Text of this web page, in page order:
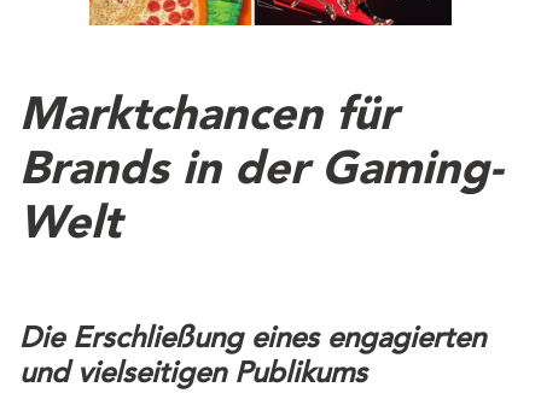
Marktchancen für
Brands in der Gaming-
Welt
Die Erschließung eines engagierten
und vielseitigen Publikums